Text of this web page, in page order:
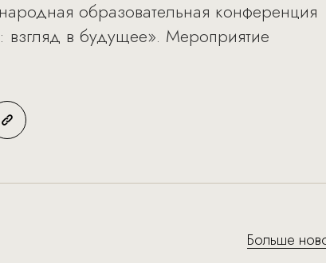
образовательная конференция
в будущее». Мероприятие
Больше